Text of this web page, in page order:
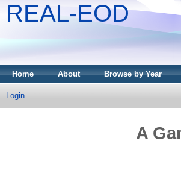
REAL-EOD
Home About Browse by Year
Login
A